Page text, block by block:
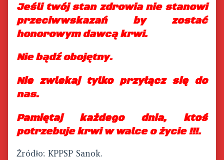
Jeśli twój stan zdrowia nie stanowi
przeciwwskazań by zostać
honorowym dawcą krwi.
Nie bądź obojętny.
Nie zwlekaj tylko przyłącz się do
nas.
Pamiętajkażdego dnia, ktoś
potrzebuje krwi w walce o życie !!!.
Źródło: KPPSP Sanok.